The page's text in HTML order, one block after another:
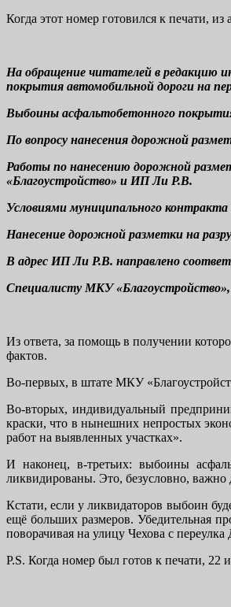
Когда этот номер готовился к печати,
На обращение читателей в редакцию
покрытия автомобильной дороги на
Выбоины асфальтобетонного покрытия
По вопросу нанесения дорожной
Работы по нанесению дорожной
«Благоустройство» и ИП Ли Р.В.
Условиями муниципального
Нанесение дорожной разметки на
В адрес ИП Ли Р.В. направлено
Специалисту МКУ «Благоустройство»,
Из ответа, за помощь в получении
фактов.
Во-первых, в штате МКУ
Во-вторых, индивидуальный
краски, что в нынешних непростых
работ на выявленных участках».
И наконец, в-третьих: выбоины
ликвидированы. Это, безусловно, важно
Кстати, если у ликвидаторов выбоин
ещё больших размеров. Убедительная
поворачивая на улицу Чехова с
P.S. Когда номер был готов к печати, 22